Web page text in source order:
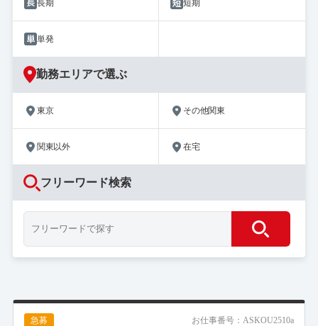
長期 短期
単発
勤務エリアで選ぶ
東京 その他関東
関東以外 在宅
フリーワード検索
急募 お仕事番号：ASKOU2510a